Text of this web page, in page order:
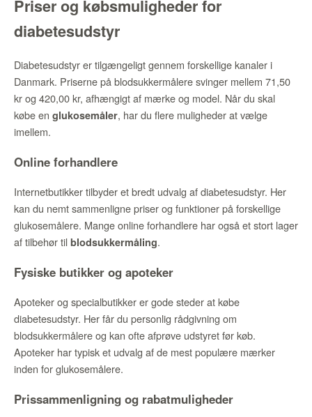
Priser og købsmuligheder for
diabetesudstyr
Diabetesudstyr er tilgængeligt gennem forskellige kanaler i
Danmark. Priserne på blodsukkermålere svinger mellem 71,50
kr og 420,00 kr, afhængigt af mærke og model. Når du skal
købe en glukosemåler, har du flere muligheder at vælge
imellem.
Online forhandlere
Internetbutikker tilbyder et bredt udvalg af diabetesudstyr. Her
kan du nemt sammenligne priser og funktioner på forskellige
glukosemålere. Mange online forhandlere har også et stort lager
af tilbehør til blodsukkermåling.
Fysiske butikker og apoteker
Apoteker og specialbutikker er gode steder at købe
diabetesudstyr. Her får du personlig rådgivning om
blodsukkermålere og kan ofte afprøve udstyret før køb.
Apoteker har typisk et udvalg af de mest populære mærker
inden for glukosemålere.
Prissammenligning og rabatmuligheder